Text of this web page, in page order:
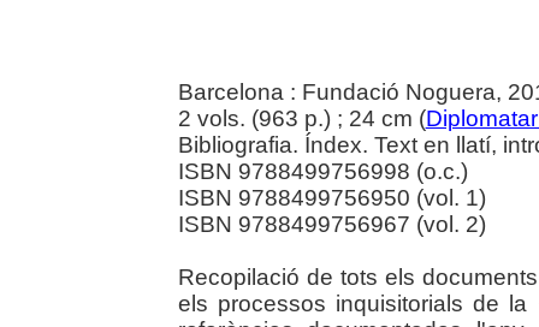
Barcelona : Fundació Noguera,
2 vols. (963 p.) ; 24 cm (
Bibliografia. Índex. Text en llatí,
ISBN 9788499756998 (o.c.)
ISBN 9788499756950 (vol. 1)
ISBN 9788499756967 (vol. 2)
Recopilació de tots els
els processos inquisitorials de